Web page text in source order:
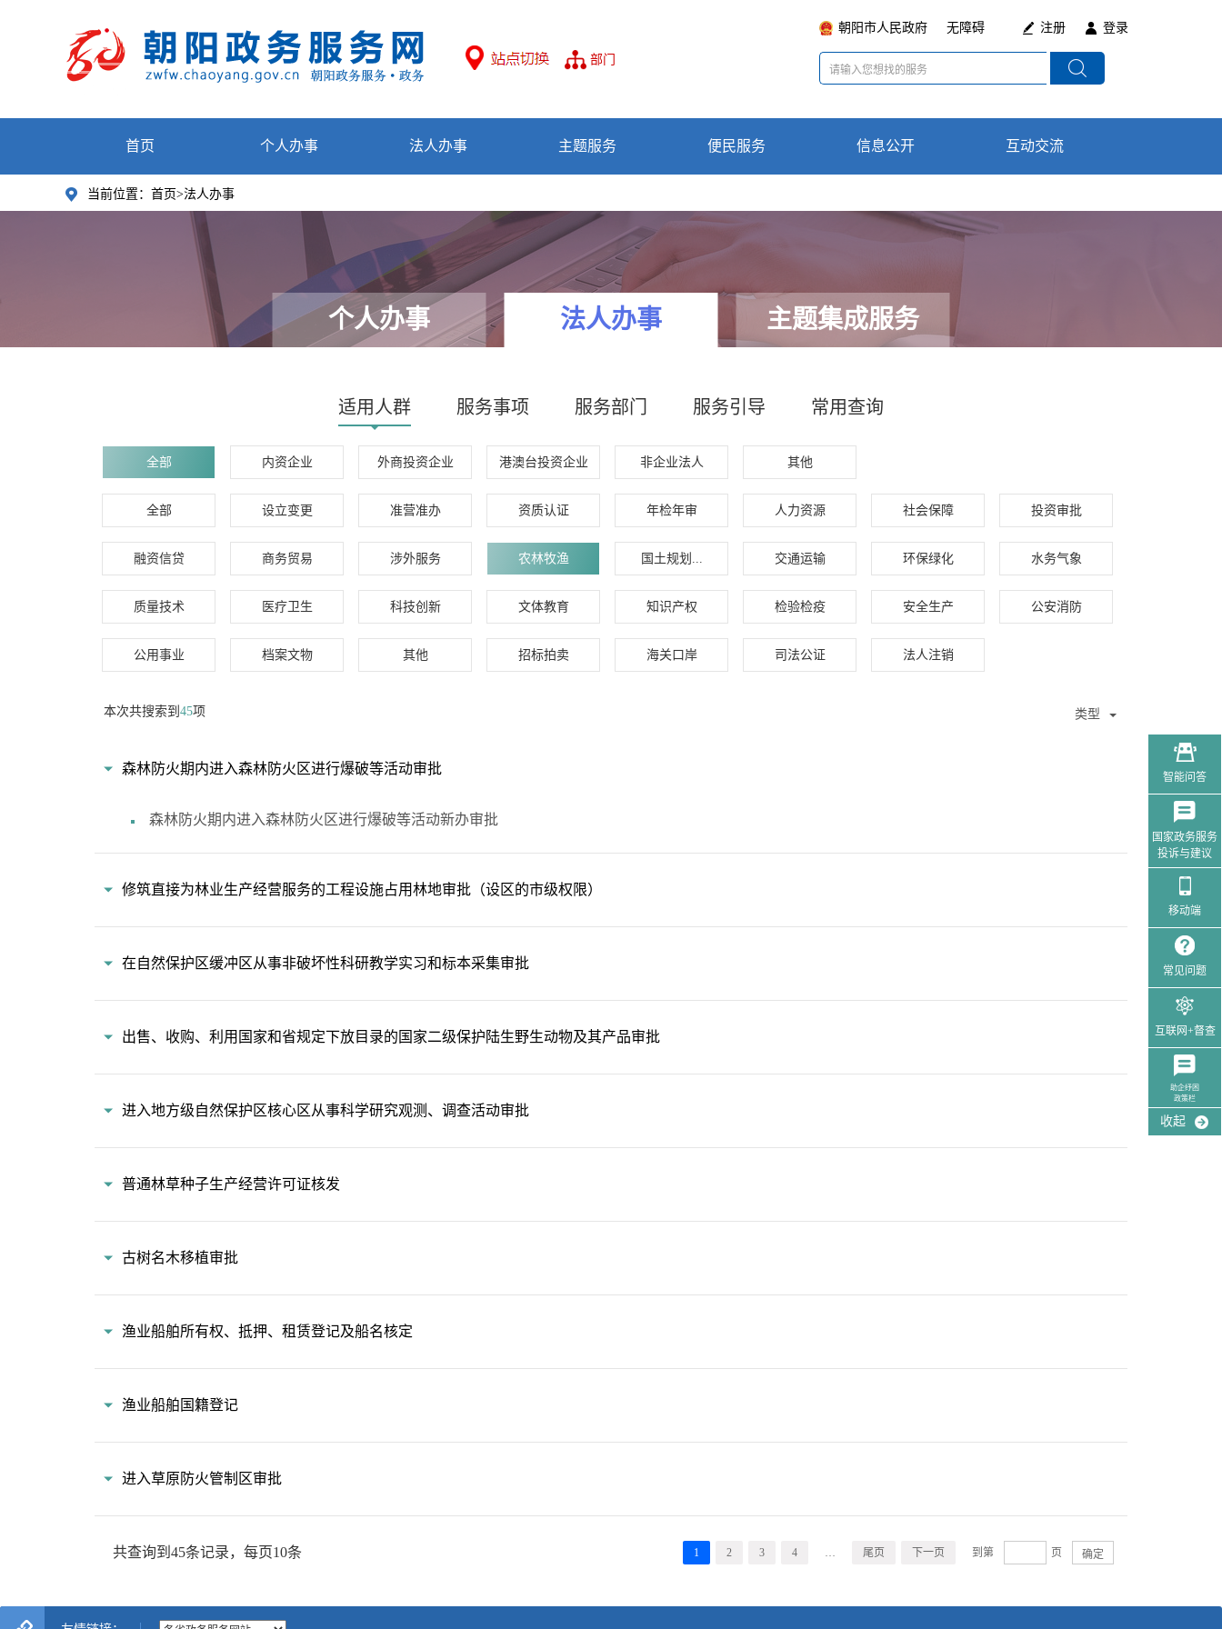
部门
朝阳市人民政府 无障碍 注册 登录
首页 个人办事 法人办事 主题服务 便民服务 数据局简介
领导分工
信息公开 互动交流
当前位置： 首页>法人办事
个人办事 法人办事 主题集成服务
适用人群 服务事项 服务部门 服务引导 常用查询
全部 内资企业 外商投资企业 港澳台投资企业 非企业法人 其他
全部 设立变更 准营准办 资质认证 年检年审 人力资源 社会保障 投资审批
融资信贷 商务贸易 涉外服务 农林牧渔 国土规划... 交通运输 环保绿化 水务气象
质量技术 医疗卫生 科技创新 文体教育 知识产权 检验检疫 安全生产 公安消防
公用事业 档案文物 其他 招标拍卖 海关口岸 司法公证 法人注销
本次共搜索到 45项 类型
智能问答
国家政务服务
投诉与建议
移动端
常见问题
互联网+督查
助企纾困
政策栏
收起